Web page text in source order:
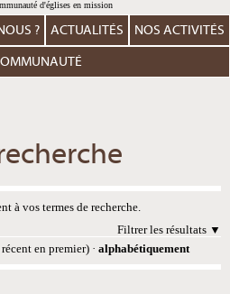
? ACTUALITÉS NOS ACTIVITÉS
à vos termes de recherche.
Filtrer les résultats
en premier) · alphabétiquement